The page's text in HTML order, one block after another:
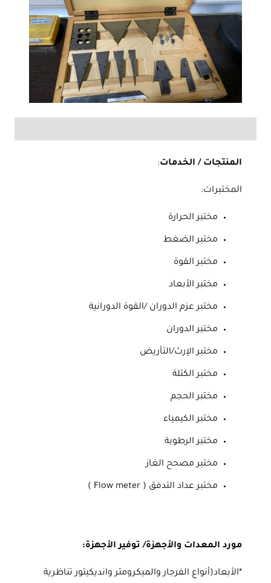
المنتجات / الخدمات:
المختبرات:
مختبر الحرارة
مختبر الضغط
مختبر القوة
مختبر الأبعاد
مختبر عزم الدوران /القوة الدورانية
مختبر الدوران
مختبر الإرث/التأريض
مختبر الكتلة
مختبر الحجم
مختبر الكيمياء
مختبر الرطوبة
مختبر مصحح الغاز
مختبر عداد التدفق ( Flow meter )
مورد المعدات والأجهزة/ توفير الأجهزة:
*الأبعاد(أنواع الفرجار والميكرومتر وانديكيتور تناظرية